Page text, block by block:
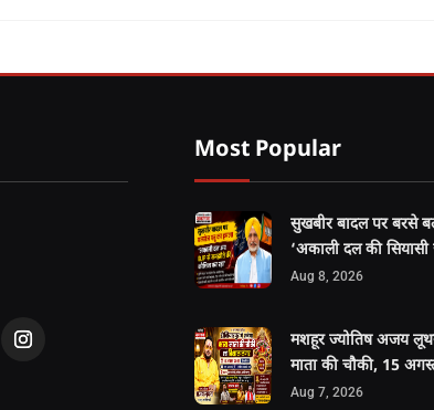
Most Popular
सुखबीर बादल पर बरसे
‘अकाली दल की
Aug 8, 2026
मशहूर ज्योतिष अजय
माता की चौकी, 15
सजेगा विशाल धार्मिक
Aug 7, 2026